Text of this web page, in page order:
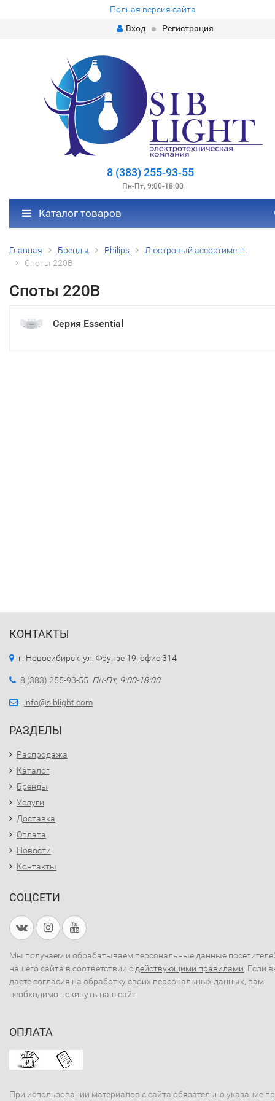
Полная версия сайта
Вход
Регистрация
8 (383) 255-93-55
Пн-Пт, 9:00-18:00
Каталог товаров
Главная Бренды Philips
Люстровый ассортимент
Споты 220В
Споты 220В
Серия Essential
КОНТАКТЫ
г. Новосибирск, ул. Фрунзе 19, офис 314
8 (383) 255-93-55 Пн-Пт, 9:00-18:00
info@siblight.com
РАЗДЕЛЫ
Распродажа
Каталог
Бренды
Услуги
Доставка
Оплата
Новости
Контакты
СОЦСЕТИ
Мы получаем и обрабатываем персональные данные
нашего сайта в соответствии с действующими правилами . Если
даете согласия на обработку своих персональных данных, вам
необходимо покинуть наш сайт.
ОПЛАТА
При использовании материалов с сайта обязательно указание